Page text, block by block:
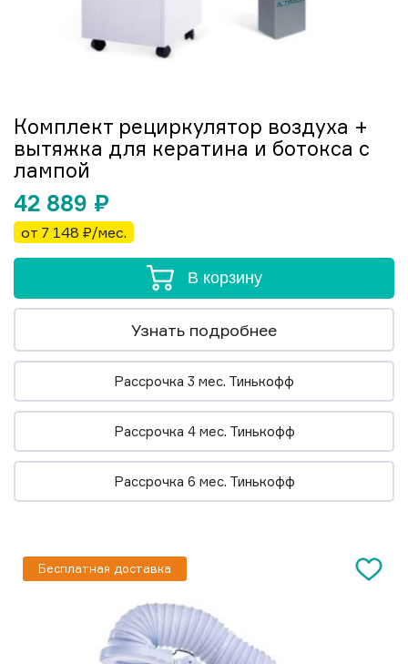
Комплект рециркулятор воздуха +
вытяжка для кератина и ботокса с
лампой
42 889 ₽
от 7 148 ₽/мес.
В корзину
Узнать подробнее
Рассрочка 3 мес. Тинькофф
Рассрочка 4 мес. Тинькофф
Рассрочка 6 мес. Тинькофф
Бесплатная доставка